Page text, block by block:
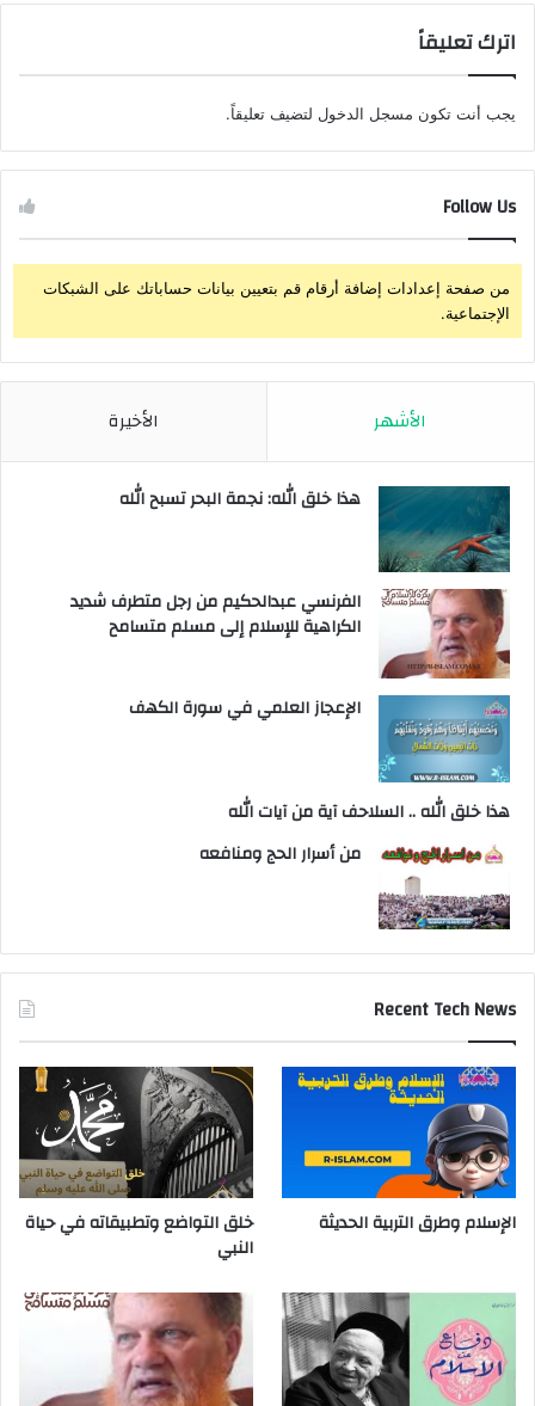
اترك تعليقاً
يجب أنت تكون مسجل الدخول لتضيف تعليقاً.
Follow Us
من صفحة إعدادات إضافة أرقام قم بتعيين بيانات حساباتك على الشبكات
الإجتماعية.
الأشهر الأخيرة
هذا خلق الله: نجمة البحر تسبح الله
الفرنسي عبدالحكيم من رجل متطرف شديد
الكراهية للإسلام إلى مسلم متسامح
الإعجاز العلمي في سورة الكهف
هذا خلق الله .. السلاحف آية من آيات الله
من أسرار الحج ومنافعه
Recent Tech News
الإسلام وطرق التربية الحديثة
خلق التواضع وتطبيقاته في حياة
النبي